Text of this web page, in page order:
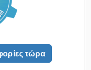
κυλίνδρους
και
καλύμματος
πλωτήρα και
αλουμινίου Άδειασμα
και εξαρτήματα
τώρα